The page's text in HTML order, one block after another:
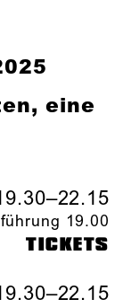
eine
19.00
TICKETS